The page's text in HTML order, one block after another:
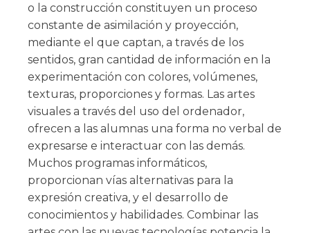
o la construcción constituyen un proceso
constante de asimilación y proyección,
mediante el que captan, a través de los
sentidos, gran cantidad de información en la
experimentación con colores, volúmenes,
texturas, proporciones y formas. Las artes
visuales a través del uso del ordenador,
ofrecen a las alumnas una forma no verbal de
expresarse e interactuar con las demás.
Muchos programas informáticos,
proporcionan vías alternativas para la
expresión creativa, y el desarrollo de
conocimientos y habilidades. Combinar las